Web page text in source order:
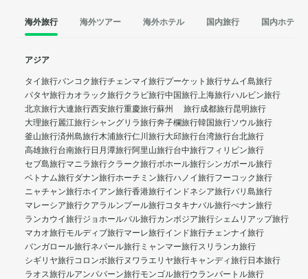
海外旅行 海外ツアー 海外ホテル 国内旅行 国内ホテル
アジア
タイ旅行バンコク旅行チェンマイ旅行プーケット旅行サムイ島旅行
パタヤ旅行カオラック旅行クラビ旅行中国旅行上海旅行ハルビン旅行
北京旅行大連旅行西安旅行重慶旅行蘇州 旅行成都旅行昆明旅行
大理旅行麗江旅行シャングリラ旅行奔子欄旅行韓国旅行ソウル旅行
釜山旅行済州島旅行木浦旅行仁川旅行大邱旅行台湾旅行台北旅行
高雄旅行台南旅行日月潭旅行阿里山旅行台中旅行フィリピン旅行
セブ島旅行マニラ旅行クラーク旅行ボホール旅行シンガポール旅行
ベトナム旅行ダナン旅行ホーチミン旅行ハノイ旅行フーコック旅行
ニャチャン旅行ホイアン旅行香港旅行インドネシア旅行バリ島旅行
マレーシア旅行クアラルンプール旅行コタキナバル旅行ぺナン旅行
ランカウイ旅行ジョホールバル旅行カンボジア旅行シェムリアップ旅行
マカオ旅行モルディブ旅行マーレ旅行インド旅行チェンナイ旅行
バンガロール旅行ネパール旅行 ミャンマー旅行スリランカ旅行
シギリヤ旅行コロンボ旅行ヌワラエリヤ旅行キャンディ旅行日本旅行
ラオス旅行ルアンパバーン旅行モンゴル旅行ウランバートル旅行